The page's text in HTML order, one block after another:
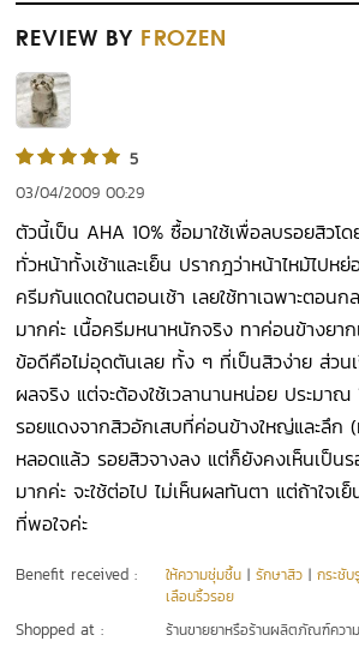
REVIEW BY FROZEN
5
03/04/2009 00:29
ตัวนี้เป็น AHA 10% ซื้อมาใช้เพื่อลบรอยสิวโ
ทั่วหน้าทั้งเช้าและเย็น ปรากฎว่าหน้าไหม้ไปห
ครีมกันแดดในตอนเช้า เลยใช้ทาเฉพาะตอน
มากค่ะ เนื้อครีมหนาหนักจริง ทาค่อนข้างยา
ข้อดีคือไม่อุดตันเลย ทั้ง ๆ ที่เป็นสิวง่าย ส่วนเ
ผลจริง แต่จะต้องใช้เวลานานหน่อย ประมาณ
รอยแดงจากสิวอักเสบที่ค่อนข้างใหญ่และลึก
หลอดแล้ว รอยสิวจางลง แต่ก็ยังคงเห็นเป็น
มากค่ะ จะใช้ต่อไป ไม่เห็นผลทันตา แต่ถ้าใจเ
ที่พอใจค่ะ
Benefit received : ให้ความชุ่มชื้น |รักษาสิว |กระชั
เลือนริ้วรอย
Shopped at : ร้านขายยาหรือร้านผลิตภัณฑ์ควา